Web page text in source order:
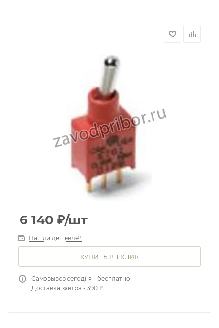
6 140 ₽/шт
Нашли дешевле?
КУПИТЬ В 1 КЛИК
Самовывоз сегодня - бесплатно
Доставка завтра - 390 ₽